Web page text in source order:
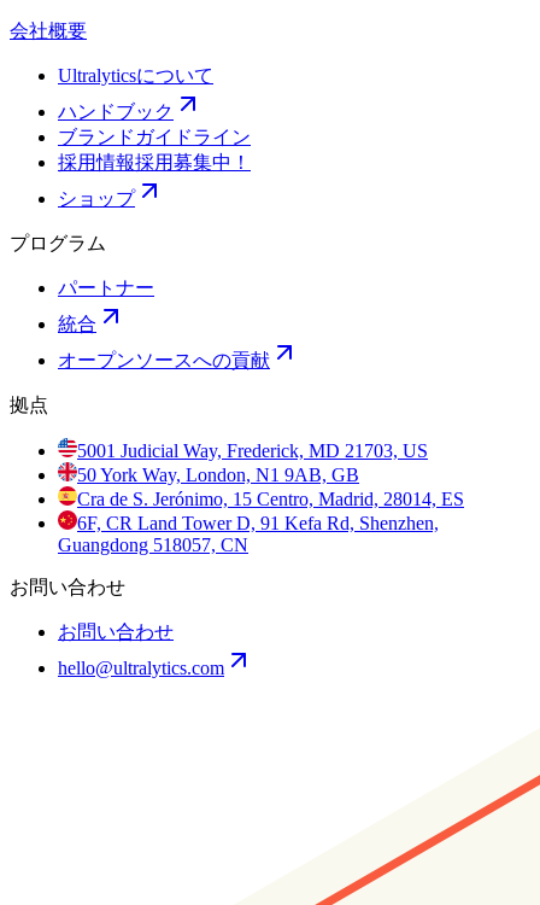
会社概要
Ultralyticsについて
ハンドブック
ブランドガイドライン
採用情報採用募集中！
ショップ
プログラム
パートナー
統合
オープンソースへの貢献
拠点
5001 Judicial Way, Frederick, MD 21703, US
50 York Way, London, N1 9AB, GB
Cra de S. Jerónimo, 15 Centro, Madrid, 28014, ES
6F, CR Land Tower D, 91 Kefa Rd, Shenzhen,
Guangdong 518057, CN
お問い合わせ
お問い合わせ
hello@ultralytics.com